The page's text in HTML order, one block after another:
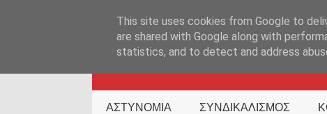
KATEHACKER
ΑΣΤΥΝΟΜΙΑ ΣΥΝΔΙΚΑΛΙΣΜΟΣ
This site uses cookies from Google to
are shared with Google along with
statistics, and to detect and address